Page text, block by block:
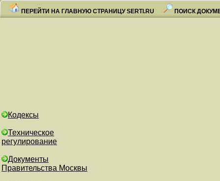
ПЕРЕЙТИ НА ГЛАВНУЮ СТРАНИЦУ SERTI.RU ПОИСК
Кодексы
Техническое
регулирование
Документы
Правительства Москвы